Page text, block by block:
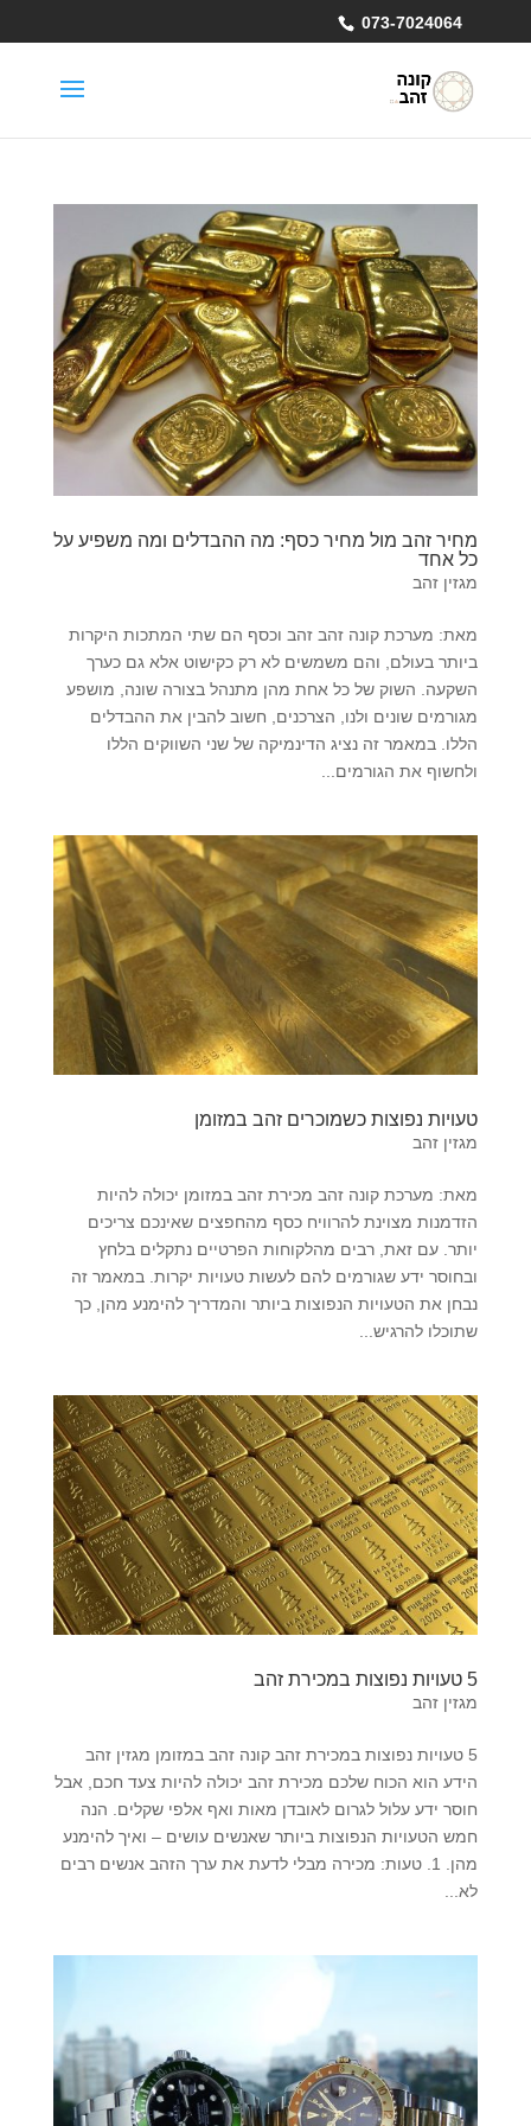
073-7024064
מחיר זהב מול מחיר כסף: מה ההבדלים ומה משפיע על
כל אחד
מגזין זהב
מאת: מערכת קונה זהב זהב וכסף הם שתי המתכות היקרות
ביותר בעולם, והם משמשים לא רק כקישוט אלא גם כערך
השקעה. השוק של כל אחת מהן מתנהל בצורה שונה, מושפע
מגורמים שונים ולנו, הצרכנים, חשוב להבין את ההבדלים
הללו. במאמר זה נציג הדינמיקה של שני השווקים הללו
ולחשוף את הגורמים...
טעויות נפוצות כשמוכרים זהב במזומן
מגזין זהב
מאת: מערכת קונה זהב מכירת זהב במזומן יכולה להיות
הזדמנות מצוינת להרוויח כסף מהחפצים שאינכם צריכים
יותר. עם זאת, רבים מהלקוחות הפרטיים נתקלים בלחץ
ובחוסר ידע שגורמים להם לעשות טעויות יקרות. במאמר זה
נבחן את הטעויות הנפוצות ביותר והמדריך להימנע מהן, כך
שתוכלו להרגיש...
5 טעויות נפוצות במכירת זהב
מגזין זהב
5 טעויות נפוצות במכירת זהב קונה זהב במזומן מגזין זהב
הידע הוא הכוח שלכם מכירת זהב יכולה להיות צעד חכם, אבל
חוסר ידע עלול לגרום לאובדן מאות ואף אלפי שקלים. הנה
חמש הטעויות הנפוצות ביותר שאנשים עושים – ואיך להימנע
מהן. 1. טעות: מכירה מבלי לדעת את ערך הזהב אנשים רבים
לא...